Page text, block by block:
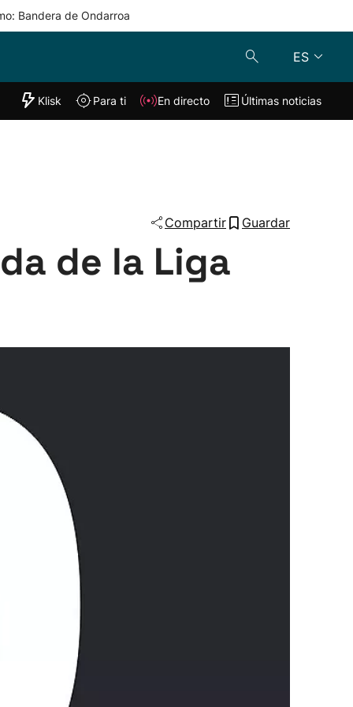
Bandera de Ondarroa
ES
"Helmuga"
Klisk En directo
Klisk Para ti En directo Últimas noticias
Compartir Guardar
de la Liga